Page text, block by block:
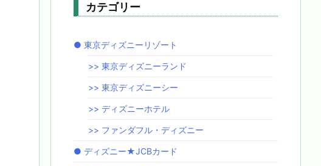
カテゴリー
● 東京ディズニーリゾート
>> 東京ディズニーランド
>> 東京ディズニーシー
>> ディズニーホテル
>> ファンダフル・ディズニー
● ディズニー★JCBカード